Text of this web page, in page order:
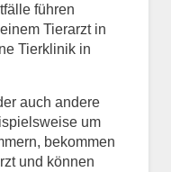
führen
Tierarzt in
Tierklinik in
auch andere
um
bekommen
und können